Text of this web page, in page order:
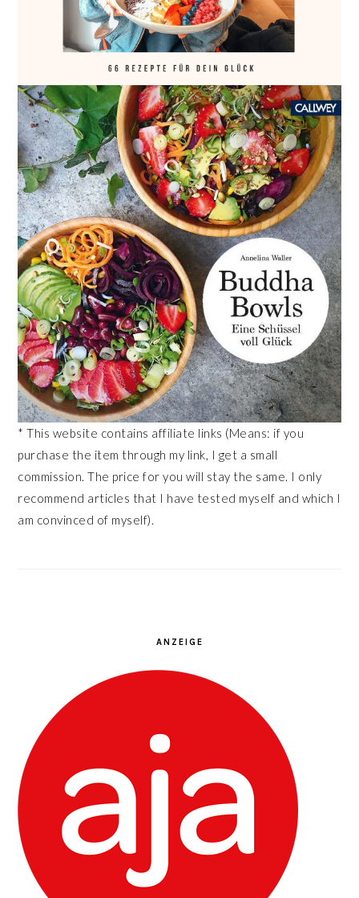
* This website contains affiliate links (Means: if you
purchase the item through my link, I get a small
commission. The price for you will stay the same. I only
recommend articles that I have tested myself and which I
am convinced of myself).
ANZEIGE